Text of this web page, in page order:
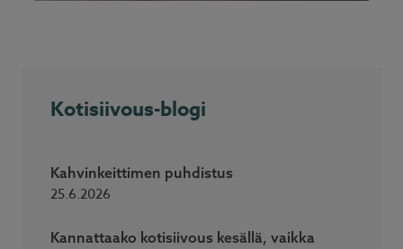
Kotisiivous-blogi
Kahvinkeittimen puhdistus
25.6.2026
Kannattaako kotisiivous kesällä, vaikka